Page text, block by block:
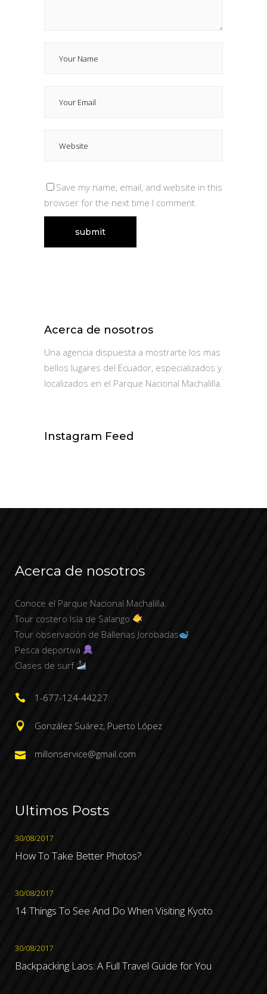
Save my name, email, and website in this
browser for the next time I comment.
Acerca de nosotros
Una agencia dispuesta a mostrarte los mas
bellos lugares del Ecuador, especializados y
localizados en el Parque Nacional Machalilla.
Instagram Feed
Acerca de nosotros
Conoce el Parque Nacional Machalilla.
Tour costero Isla de Salango
Tour observación de Ballenas Jorobadas
Pesca deportiva
Clases de surf
1-677-124-44227
González Suárez, Puerto López
millonservice@gmail.com
Ultimos Posts
30/08/2017
How To Take Better Photos?
30/08/2017
14 Things To See And Do When Visiting Kyoto
30/08/2017
Backpacking Laos: A Full Travel Guide for You